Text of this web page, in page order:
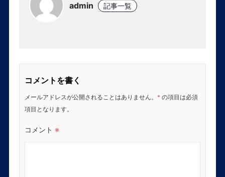
admin 記事一覧
コメントを書く
メールアドレスが公開されることはありません。 * の項目は必須
項目となります。
コメント ※